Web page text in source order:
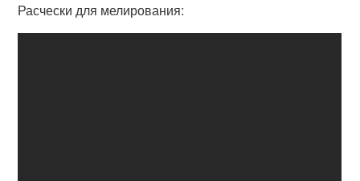
Расчески для мелирования: